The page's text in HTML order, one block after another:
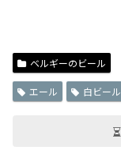
ベルギーのビール
エール 白ビール